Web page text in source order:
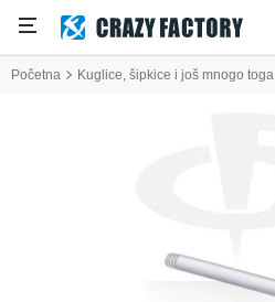
Početna Kuglice, šipkice i još mnogo toga